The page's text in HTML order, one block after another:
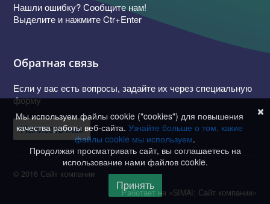
Нашли ошибку? Сообщите нам!
Выделите и нажмите Ctr+Enter
Обратная связь
Если у вас есть вопросы, задайте их через специальную
форму
Написать нам
© 2016 Сайт компании
Работает на «SIMAI: Сайт компании»
Мы используем файлы cookie ("cookies") для повышения
качества работы веб-сайта. Узнайте больше о том, какие
файлы cookie мы используем.
Продолжая просматривать сайт, вы соглашаетесь на
использование нами файлов cookie.
Принять